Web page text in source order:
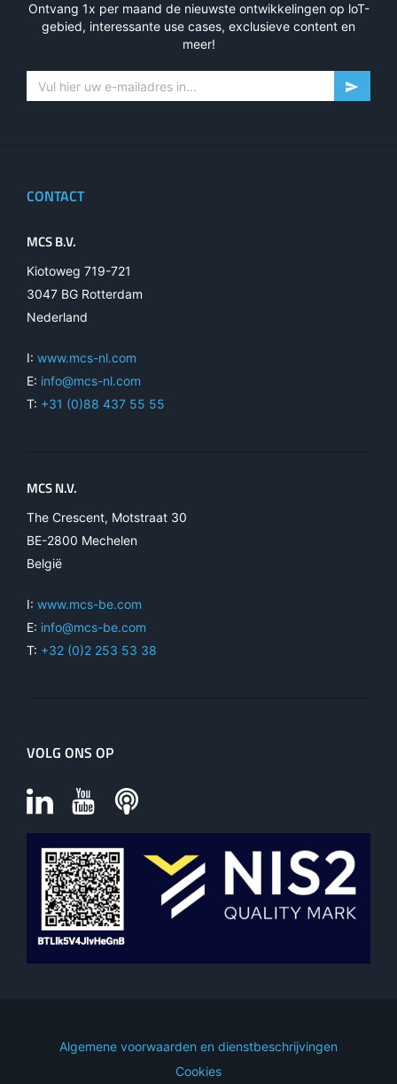
Ontvang 1x per maand de nieuwste ontwikkelingen op loT-
gebied, interessante use cases, exclusieve content en
meer!
CONTACT
MCS B.V.
Kiotoweg 719-721
3047 BG Rotterdam
Nederland
I: www.mcs-nl.com
E: info@mcs-nl.com
T: +31 (0)88 437 55 55
MCS N.V.
The Crescent, Motstraat 30
BE-2800 Mechelen
België
I: www.mcs-be.com
E: info@mcs-be.com
T: +32 (0)2 253 53 38
VOLG ONS OP
Algemene voorwaarden en dienstbeschrijvingen
Cookies